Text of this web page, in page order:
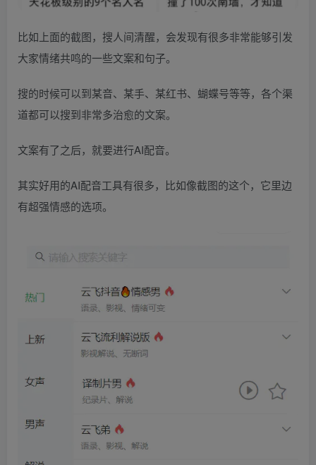
比如上面的截图，搜人间清醒，会发现有很多非常能够引发
大家情绪共鸣的一些文案和句子。
搜的时候可以到某音、某手、某红书、蝴蝶号等等，各个渠
道都可以搜到非常多治愈的文案。
文案有了之后，就要进行AI配音。
其实好用的AI配音工具有很多，比如像截图的这个，它里边
有超强情感的选项。